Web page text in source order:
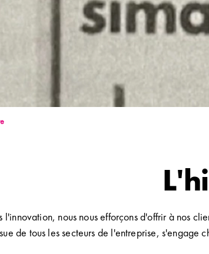
l'innovation, nous nous efforçons d'offrir à nos
de tous les secteurs de l'entreprise,